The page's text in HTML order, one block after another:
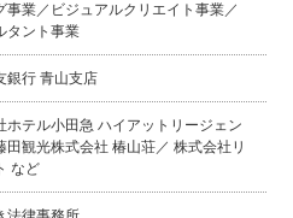
事業／ビジュアルクリエイト事業／
タント事業
銀行 青山支店
ホテル小田急 ハイアットリージェン
田観光株式会社 椿山荘／ 株式会社リ
など